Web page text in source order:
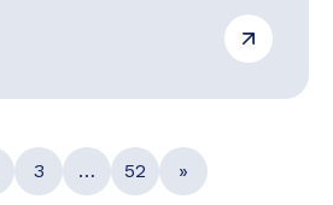
3 … 52 »